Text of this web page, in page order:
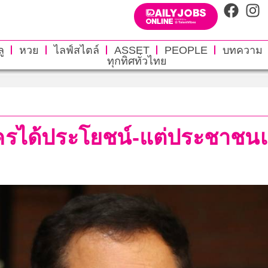
หวย ไลฟ์สไตล์ ASSET PEOPLE
บทความ
ทุกทิศทั่วไทย
ได้ประโยชน์-แต่ประชาช